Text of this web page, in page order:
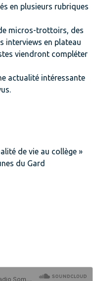
en plusieurs rubriques
micros-trottoirs, des
interviews en plateau
viendront compléter
actualité intéressante
de vie au collège »
du Gard